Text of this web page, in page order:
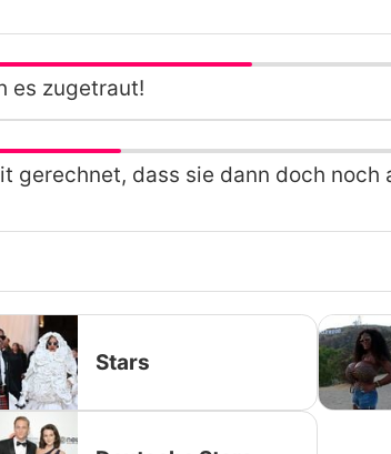
es zugetraut!
gerechnet, dass sie dann doch noch
Stars